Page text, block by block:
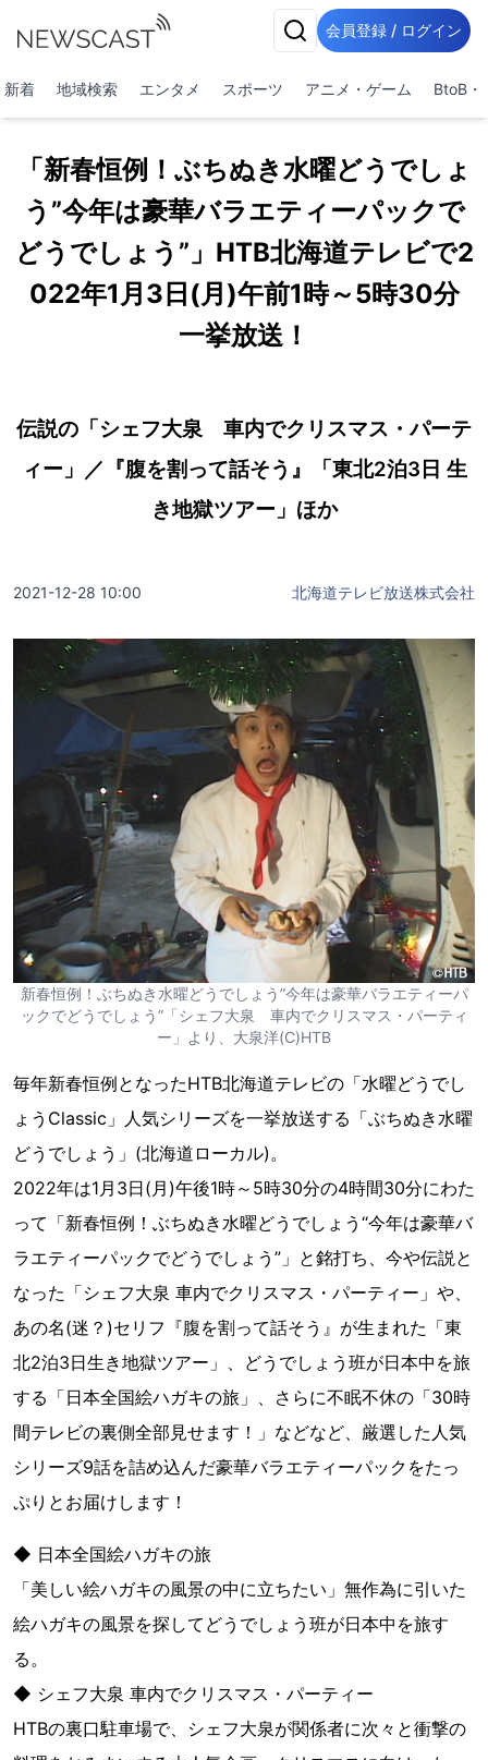
会員登録 / ログイン
新着 地域検索 エンタメ スポーツ アニメ・ゲーム BtoB・
「新春恒例！ぶちぬき水曜どうでしょ
う”今年は豪華バラエティーパックで
どうでしょう”」HTB北海道テレビで2
022年1月3日(月)午前1時～5時30分
一挙放送！
伝説の「シェフ大泉 車内でクリスマス・パーテ
ィー」／『腹を割って話そう』「東北2泊3日 生
き地獄ツアー」ほか
2021-12-28 10:00 北海道テレビ放送株式会社
新春恒例！ぶちぬき水曜どうでしょう”今年は豪華バラエティーパ
ックでどうでしょう”「シェフ大泉 車内でクリスマス・パーティ
ー」より、大泉洋(C)HTB
毎年新春恒例となったHTB北海道テレビの「水曜どうでし
ょうClassic」人気シリーズを一挙放送する「ぶちぬき水曜
どうでしょう」(北海道ローカル)。
2022年は1月3日(月)午後1時～5時30分の4時間30分にわた
って「新春恒例！ぶちぬき水曜どうでしょう“今年は豪華バ
ラエティーパックでどうでしょう”」と銘打ち、今や伝説と
なった「シェフ大泉 車内でクリスマス・パーティー」や、
あの名(迷？)セリフ『腹を割って話そう』が生まれた「東
北2泊3日生き地獄ツアー」、どうでしょう班が日本中を旅
する「日本全国絵ハガキの旅」、さらに不眠不休の「30時
間テレビの裏側全部見せます！」などなど、厳選した人気
シリーズ9話を詰め込んだ豪華バラエティーパックをたっ
ぷりとお届けします！
◆ 日本全国絵ハガキの旅
「美しい絵ハガキの風景の中に立ちたい」無作為に引いた
絵ハガキの風景を探してどうでしょう班が日本中を旅す
る。
◆ シェフ大泉 車内でクリスマス・パーティー
HTBの裏口駐車場で、シェフ大泉が関係者に次々と衝撃の